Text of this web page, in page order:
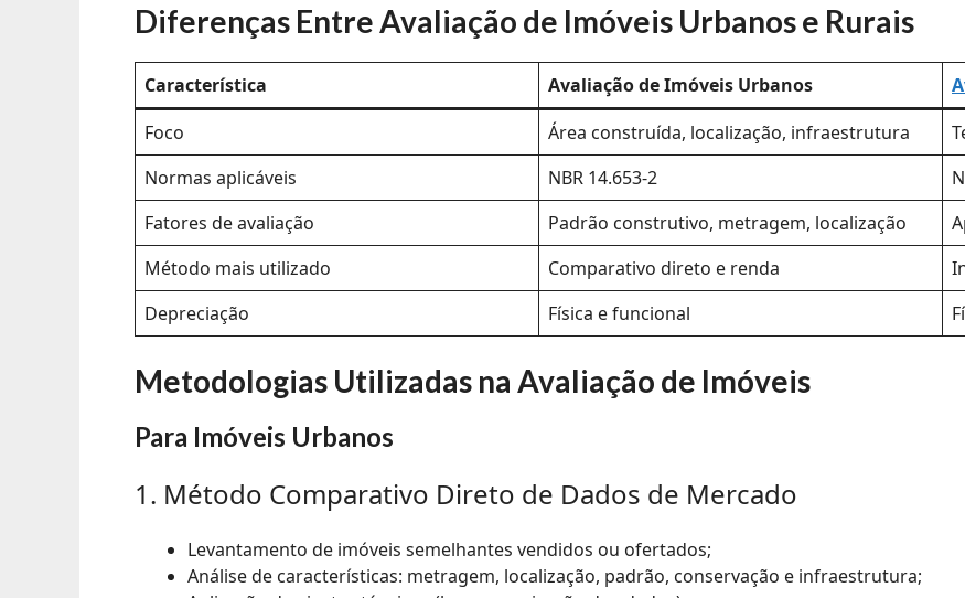
Diferenças Entre Avaliação de Imóveis Urbanos e Rurais
Característica Avaliação de Imóveis Urbanos
Foco
Área construída, localização, infraestrutura
Normas aplicáveis
NBR 14.653-2
Fatores de avaliação
Padrão construtivo, metragem, localização
Método mais utilizado
Comparativo direto e renda
Depreciação
Física e funcional
Metodologias Utilizadas na Avaliação de Imóveis
Para Imóveis Urbanos
1. Método Comparativo Direto de Dados de Mercado
Levantamento de imóveis semelhantes vendidos ou ofertados;
Análise de características: metragem, localização, padrão, conservação e infraestrutura;